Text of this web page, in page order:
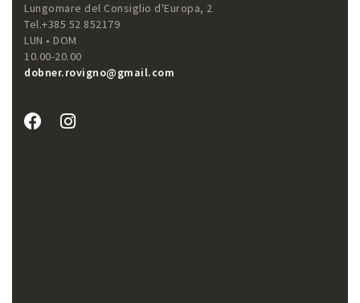
Lungomare del Consiglio d'Europa, 2
Tel.+385 52 852179
LUN • DOM
10.00-20.00
dobner.rovigno@gmail.com